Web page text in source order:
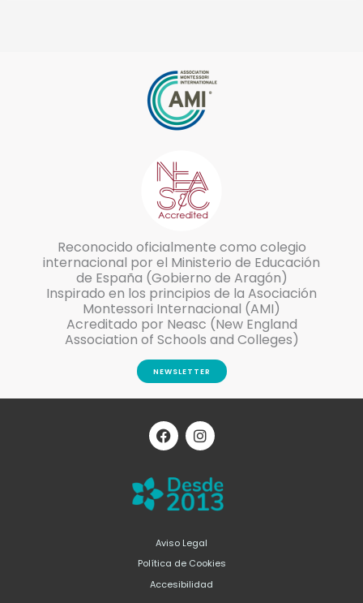
Reconocido oficialmente como colegio
internacional por el Ministerio de Educación
de España (Gobierno de Aragón)
Inspirado en los principios de la Asociación
Montessori Internacional (AMI)
Acreditado por Neasc (New England
Association of Schools and Colleges)
NEWSLETTER
Aviso Legal
Política de Cookies
Accesibilidad
F
a
c
b
o
o
I
n
s
a
g
r
m